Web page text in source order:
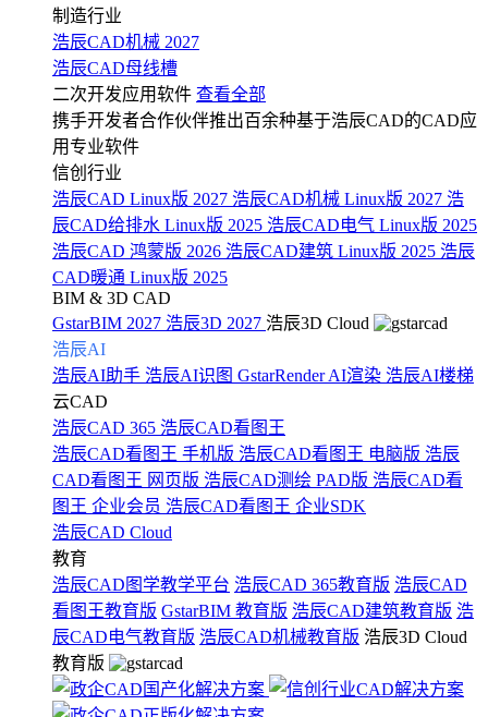
制造行业
浩辰CAD机械 2027
浩辰CAD母线槽
二次开发应用软件 查看全部
携手开发者合作伙伴推出百余种基于浩辰CAD的CAD应
用专业软件
信创行业
浩辰CAD Linux版 2027 浩辰CAD机械 Linux版 2027 浩
辰CAD给排水 Linux版 2025 浩辰CAD电气 Linux版 2025
浩辰CAD 鸿蒙版 2026 浩辰CAD建筑 Linux版 2025 浩辰
CAD暖通 Linux版 2025
BIM & 3D CAD
GstarBIM 2027 浩辰3D 2027 浩辰3D Cloud
浩辰AI
浩辰AI助手 浩辰AI识图 GstarRender AI渲染 浩辰AI楼梯
云CAD
浩辰CAD 365 浩辰CAD看图王
浩辰CAD看图王 手机版 浩辰CAD看图王 电脑版 浩辰
CAD看图王 网页版 浩辰CAD测绘 PAD版 浩辰CAD看
图王 企业会员 浩辰CAD看图王 企业SDK
浩辰CAD Cloud
教育
浩辰CAD图学教学平台 浩辰CAD 365教育版 浩辰CAD
看图王教育版 GstarBIM 教育版 浩辰CAD建筑教育版 浩
辰CAD电气教育版 浩辰CAD机械教育版 浩辰3D Cloud
教育版